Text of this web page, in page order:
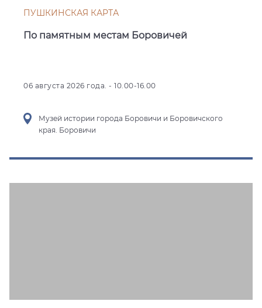
ПУШКИНСКАЯ КАРТА
По памятным местам Боровичей
06 августа 2026 года. - 10.00-16.00
Музей истории города Боровичи и Боровичского
края. Боровичи